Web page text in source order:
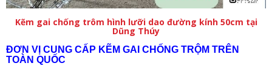
Kẽm gai chống trôm hình lưỡi dao đường kính 50cm tại
Dũng Thúy
ĐƠN VỊ CUNG CẤP KẼM GAI CHỐNG TRỘM TRÊN
TOÀN QUỐC